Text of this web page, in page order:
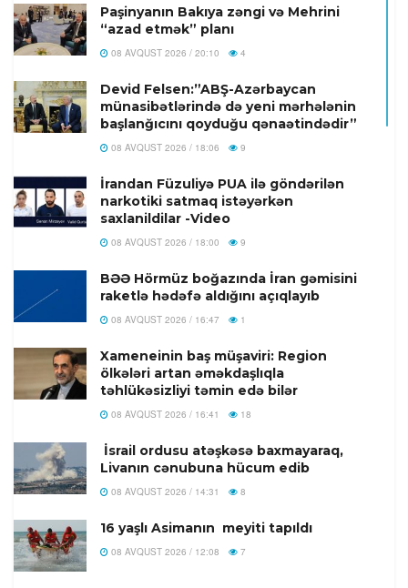
Paşinyanın Bakıya zəngi və Mehrini
“azad etmək” planı
08 AVQUST 2026 / 20:10 4
Devid Felsen:”ABŞ-Azərbaycan
münasibətlərində də yeni mərhələnin
başlanğıcını qoyduğu qənaətindədir”
08 AVQUST 2026 / 18:06 9
İrandan Füzuliyə PUA ilə göndərilən
narkotiki satmaq istəyərkən
saxlanildilar -Video
08 AVQUST 2026 / 18:00 9
BƏƏ Hörmüz boğazında İran gəmisini
raketlə hədəfə aldığını açıqlayıb
08 AVQUST 2026 / 16:47 1
Xameneinin baş müşaviri: Region
ölkələri artan əməkdaşlıqla
təhlükəsizliyi təmin edə bilər
08 AVQUST 2026 / 16:41 18
İsrail ordusu atəşkəsə baxmayaraq,
Livanın cənubuna hücum edib
08 AVQUST 2026 / 14:31 8
16 yaşlı Asimanın meyiti tapıldı
08 AVQUST 2026 / 12:08 7